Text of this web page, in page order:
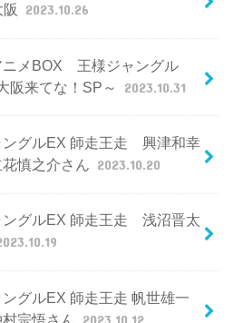
2023.10.26
ニメBOX 王様ジャングル
阪来てな！SP～
2023.10.31
ングルEX 師走王走 興津和幸
慎之介さん 2023.10.20
ングルEX 師走王走 浅沼晋太
グルEX 師走王走 帆世雄一
宗悟さん 2023.10.12